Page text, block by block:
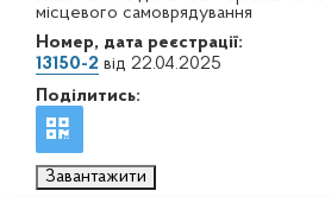
місцевого самоврядування
Номер, дата реєстрації:
13150-2 від 22.04.2025
Поділитись:
Завантажити